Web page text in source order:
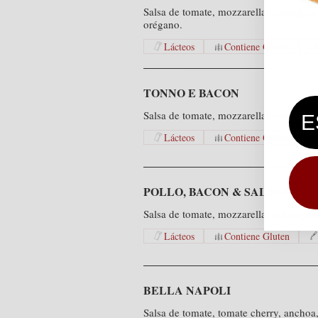
Salsa de tomate, mozzarella,
orégano.
Lácteos Contiene Gluten
TONNO E BACON
Salsa de tomate, mozzarella, atún,
Lácteos Contiene Gluten
POLLO, BACON & SALSA
Salsa de tomate, mozzarella, tira de
Lácteos Contiene Gluten
BELLA NAPOLI
Salsa de tomate, tomate cherry,